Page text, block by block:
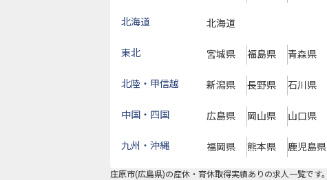
北海道 北海道
東北 宮城県 福島県 青森県
北陸・甲信越 新潟県 長野県 石川県
中国・四国 広島県 岡山県 山口県
九州・沖縄 福岡県 熊本県 鹿児島県
庄原市(広島県)の産休・育休取得実績あり の求人一覧です